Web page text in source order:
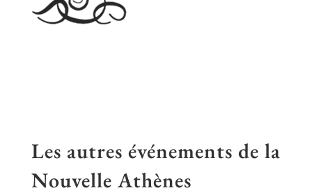
Les autres événements de la
Nouvelle Athènes